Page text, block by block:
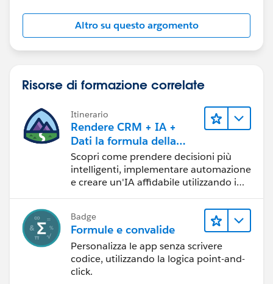
Altro su questo argomento
Risorse di formazione correlate
Itinerario
Rendere CRM + IA +
Dati la formula della
fiducia
Scopri come prendere decisioni più
intelligenti, implementare automazione
e creare un'IA affidabile utilizzando i
Badge
Formule e convalide
Personalizza le app senza scrivere
codice, utilizzando la logica point-and-
click.